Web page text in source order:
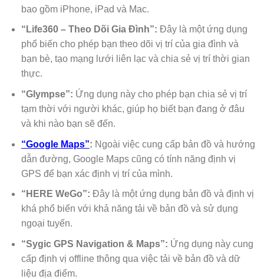
bao gồm iPhone, iPad và Mac.
“Life360 – Theo Dõi Gia Đình”: Đây là một ứng dụng
phổ biến cho phép bạn theo dõi vị trí của gia đình và
bạn bè, tạo mạng lưới liên lạc và chia sẻ vị trí thời gian
thực.
“Glympse”: Ứng dụng này cho phép bạn chia sẻ vị trí
tạm thời với người khác, giúp họ biết bạn đang ở đâu
và khi nào bạn sẽ đến.
“Google Maps”: Ngoài việc cung cấp bản đồ và hướng
dẫn đường, Google Maps cũng có tính năng định vị
GPS để bạn xác định vị trí của mình.
“HERE WeGo”: Đây là một ứng dụng bản đồ và định vị
khá phổ biến với khả năng tải về bản đồ và sử dụng
ngoại tuyến.
“Sygic GPS Navigation & Maps”: Ứng dụng này cung
cấp định vị offline thông qua việc tải về bản đồ và dữ
liệu địa điểm.